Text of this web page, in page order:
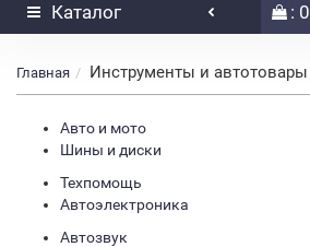
Каталог : 0
Главная Инструменты и автотовары
Авто и мото
Шины и диски
Техпомощь
Автоэлектроника
Автозвук